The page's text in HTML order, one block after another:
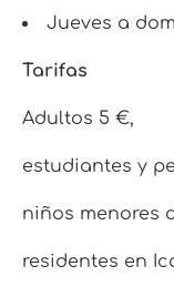
Jueves a
Tarifas
Adultos 5 €,
estudiantes y
niños menores
residentes en